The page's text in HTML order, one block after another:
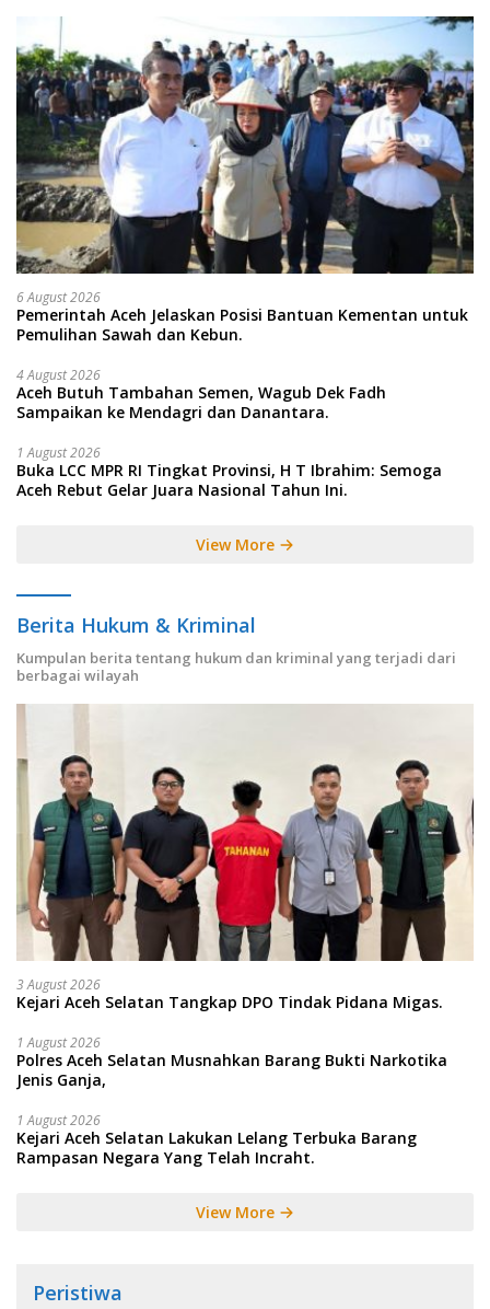
6 August 2026
Pemerintah Aceh Jelaskan Posisi Bantuan Kementan untuk
Pemulihan Sawah dan Kebun.
4 August 2026
Aceh Butuh Tambahan Semen, Wagub Dek Fadh
Sampaikan ke Mendagri dan Danantara.
1 August 2026
Buka LCC MPR RI Tingkat Provinsi, H T Ibrahim: Semoga
Aceh Rebut Gelar Juara Nasional Tahun Ini.
View More
Berita Hukum & Kriminal
Kumpulan berita tentang hukum dan kriminal yang terjadi dari
berbagai wilayah
3 August 2026
Kejari Aceh Selatan Tangkap DPO Tindak Pidana Migas.
1 August 2026
Polres Aceh Selatan Musnahkan Barang Bukti Narkotika
Jenis Ganja,
1 August 2026
Kejari Aceh Selatan Lakukan Lelang Terbuka Barang
Rampasan Negara Yang Telah Incraht.
View More
Peristiwa